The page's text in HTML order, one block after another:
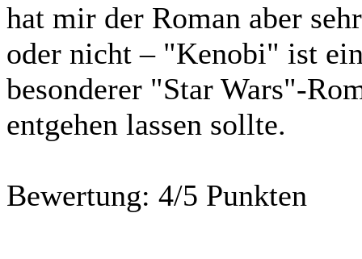
hat mir der Roman aber
oder nicht – "Kenobi" ist
besonderer "Star Wars"-
entgehen lassen sollte.
Bewertung: 4/5 Punkten